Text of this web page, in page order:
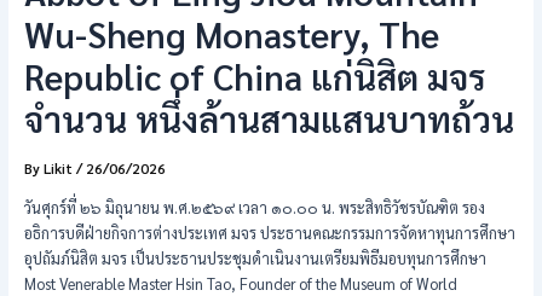
Wu-Sheng Monastery, The
Republic of China แก่นิสิต มจร
จำนวน หนึ่งล้านสามแสนบาทถ้วน
ByLikit/26/06/2026
วันศุกร์ที่ ๒๖ มิถุนายน พ.ศ.๒๕๖๙ เวลา ๑๐.๐๐ น. พระสิทธิวัชรบัณฑิต รอง
อธิการบดีฝ่ายกิจการต่างประเทศ มจร ประธานคณะกรรมการจัดหาทุนการศึกษา
อุปถัมภ์นิสิต มจร เป็นประธานประชุมดำเนินงานเตรียมพิธีมอบทุนการศึกษา
Most Venerable Master Hsin Tao, Founder of the Museum of World